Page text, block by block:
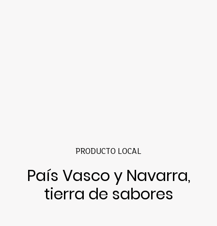
PRODUCTO LOCAL
País Vasco y Navarra,
tierra de sabores